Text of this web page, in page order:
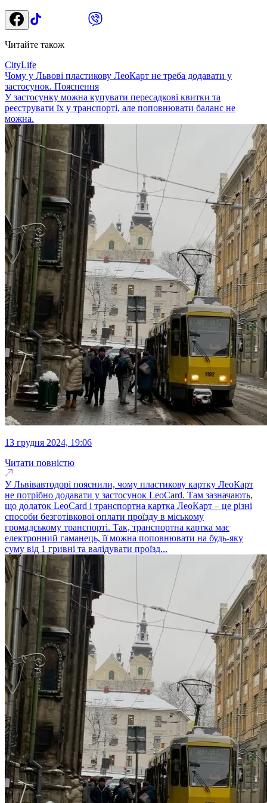
Читайте також
CityLife
Чому у Львові пластикову ЛеоКарт не треба додавати у
застосунок. Пояснення
У застосунку можна купувати пересадкові квитки та
реєструвати їх у транспорті, але поповнювати баланс не
можна.
13 грудня 2024, 19:06
Читати повністю
У Львівавтодорі пояснили, чому пластикову картку ЛеоКарт
не потрібно додавати у застосунок LeoСard. Там зазначають,
що додаток LeoСard і транспортна картка ЛеоКарт – це різні
способи безготівкової оплати проїзду в міському
громадському транспорті. Так, транспортна картка має
електронний гаманець, її можна поповнювати на будь-яку
суму від 1 гривні та валідувати проїзд...